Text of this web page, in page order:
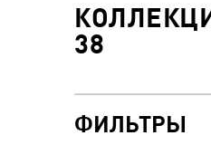
38
ФИЛЬТРЫ